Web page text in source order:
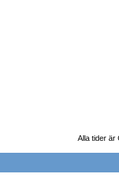
Alla tider är